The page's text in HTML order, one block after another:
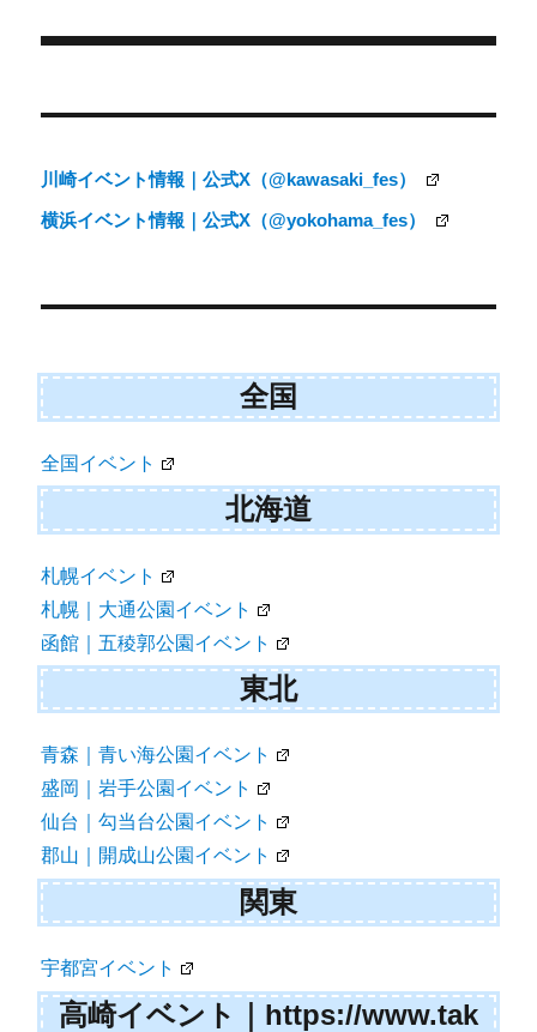
稿
ナ
ビ
ー
ョ
川崎イベント情報｜公式X（@kawasaki_fes）
横浜イベント情報｜公式X（@yokohama_fes）
全国
全国イベント
北海道
札幌イベント
札幌｜大通公園イベント
函館｜五稜郭公園イベント
東北
青森｜青い海公園イベント
盛岡｜岩手公園イベント
仙台｜勾当台公園イベント
郡山｜開成山公園イベント
関東
宇都宮イベント
高崎イベント｜https://www.tak